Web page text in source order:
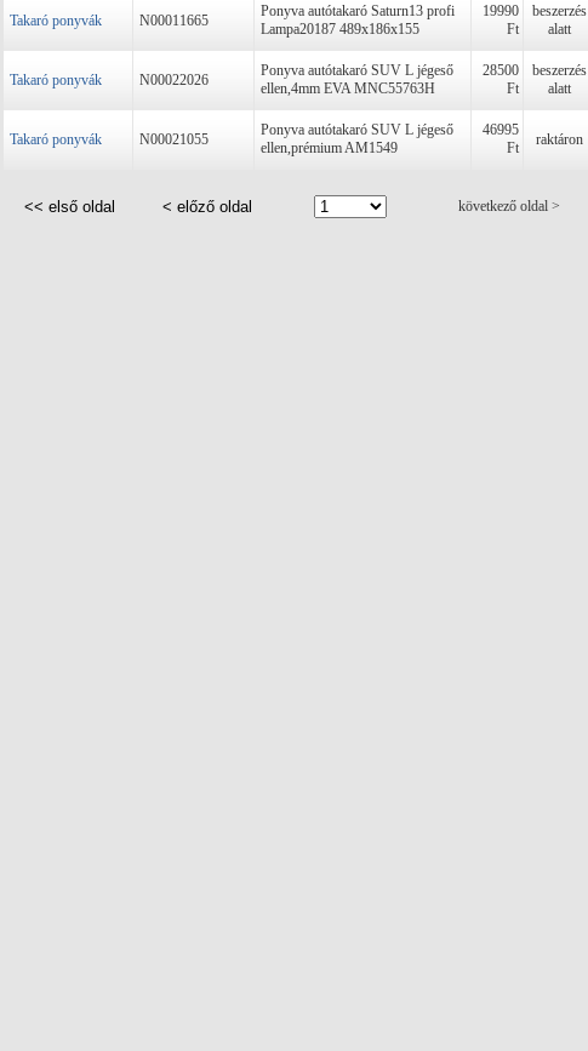
Takaró ponyvák N00011665
Ponyva autótakaró Saturn13 profi
Lampa20187 489x186x155
19990
Ft
beszerzés
alatt
Takaró ponyvák N00022026
Ponyva autótakaró SUV L jégeső
ellen,4mm EVA MNC55763H
28500
Ft
beszerzés
alatt
Takaró ponyvák N00021055
Ponyva autótakaró SUV L jégeső
ellen,prémium AM1549
46995
Ft
raktáron
<< első oldal < előző oldal következő oldal >